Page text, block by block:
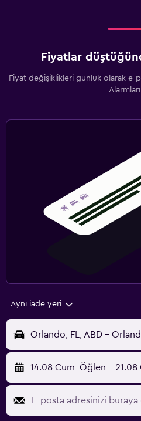
Fiyatlar
Fiyat değişiklikleri günlük olarak
Aynı iade yeri
Orlando, FL, ABD -
14.08 Cum Öğlen - 21.08